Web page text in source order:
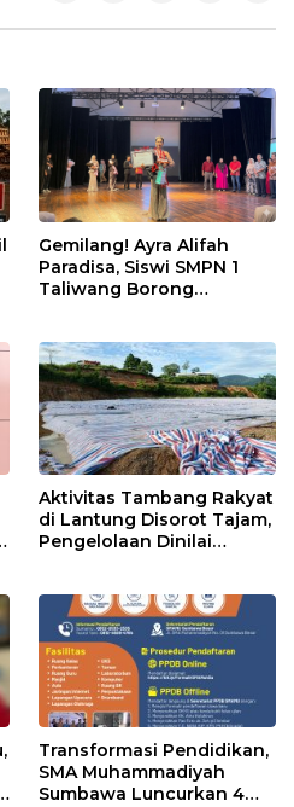
Gemilang! Ayra Alifah
Paradisa, Siswi SMPN 1
Taliwang Borong
Aktivitas Tambang Rakyat
di Lantung Disorot Tajam,
Pengelolaan Dinilai
Transformasi Pendidikan,
SMA Muhammadiyah
Sumbawa Luncurkan 4